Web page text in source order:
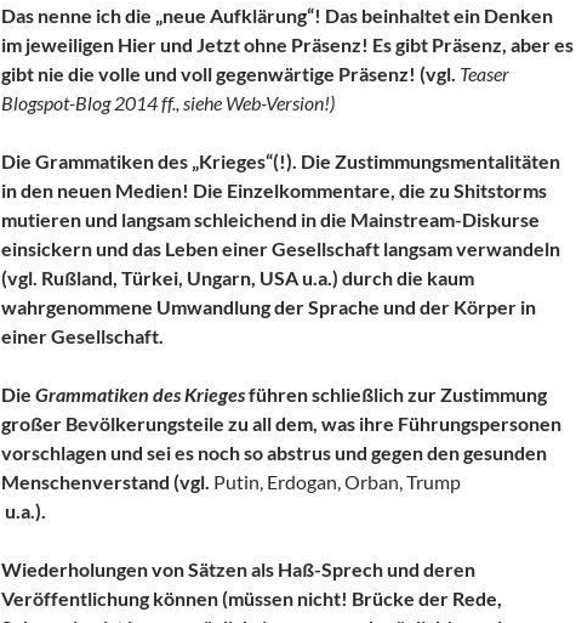
Das nenne ich die „neue Aufklärung“! Das beinhaltet ein Denken
im jeweiligen Hier und Jetzt ohne Präsenz! Es gibt Präsenz, aber es
gibt nie die volle und voll gegenwärtige Präsenz! (vgl. Teaser
Blogspot-Blog 2014 ff., siehe Web-Version!)
Die Grammatiken des „Krieges“(!). Die Zustimmungsmentalitäten
in den neuen Medien! Die Einzelkommentare, die zu Shitstorms
mutieren und langsam schleichend in die Mainstream-Diskurse
einsickern und das Leben einer Gesellschaft langsam verwandeln
(vgl. Rußland, Türkei, Ungarn, USA u.a.) durch die kaum
wahrgenommene Umwandlung der Sprache und der Körper in
einer Gesellschaft.
Die Grammatiken des Kriegesführen schließlich zur Zustimmung
großer Bevölkerungsteile zu all dem, was ihre Führungspersonen
vorschlagen und sei es noch so abstrus und gegen den gesunden
Menschenverstand (vgl. Putin, Erdogan, Orban, Trump
u.a.).
Wiederholungen von Sätzen als Haß-Sprech und deren
Veröffentlichung können (müssen nicht! Brücke der Rede,